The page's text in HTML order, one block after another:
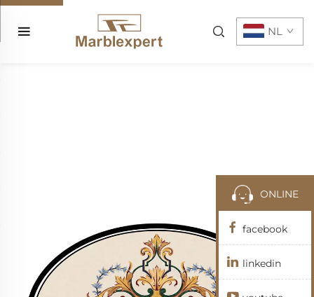
NL
ONLINE
facebook
linkedin